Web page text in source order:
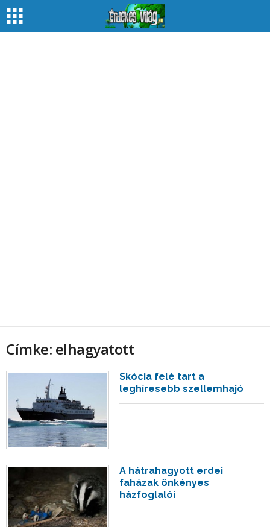
Címke: elhagyatott
Skócia felé tart a
leghíresebb szellemhajó
A hátrahagyott erdei
faházak önkényes
házfoglalói